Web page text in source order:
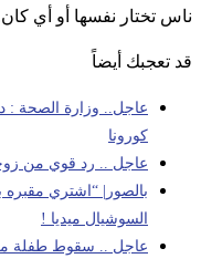
ناس تختار نفسها أو أي
قد تعجبك أيضاً
عاجل.. وزارة الصحة :
كورونا
عاجل .. رد قوي من
بالصور| “اشتري
السوشيال ميديا !
عاجل .. سقوط طفلة من